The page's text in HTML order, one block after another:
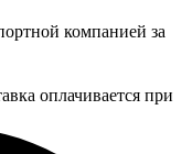
компанией за
оплачивается при